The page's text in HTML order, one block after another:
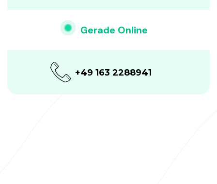
Gerade Online
+49 163 2288941